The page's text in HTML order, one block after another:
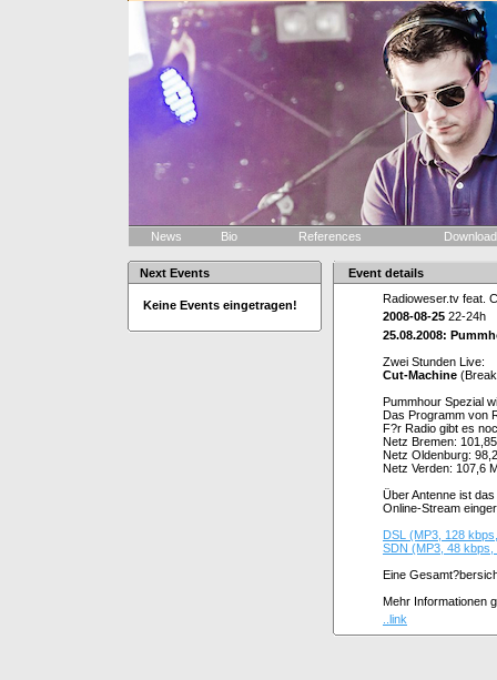
News Bio References
Next Events
Keine Events eingetragen!
Event details
Radioweser.tv feat.
2008-08-25 22-24h
25.08.2008:
Zwei Stunden Live:
Cut-Machine
Pummhour Spezial
Das Programm von
F?r Radio gibt es
Netz Bremen:
Netz Oldenburg:
Netz Verden: 107,6
Über Antenne ist
Online-Stream
DSL (MP3, 128
SDN (MP3, 48
Eine
Mehr Informationen
..link